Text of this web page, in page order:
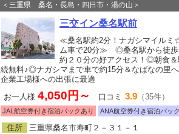
＜三重県 桑名・長島・四日市・湯の山＞
三交イン桑名駅前
≪桑名駅約2分！ナガシマイルミ
ム車で20分≫ ◎桑名駅から徒歩
約２０分の好アクセス！◎朝食
続無料♪◎ナガシマまで車で約15分＆なばなの里
企業工場様への出張に最適
お一人様 4,050円～ 口コミ 3.9 （35件）
JAL航空券付き宿泊パックあり ANA航空券付き宿泊パッ
住所 三重県桑名市寿町２－３１－１